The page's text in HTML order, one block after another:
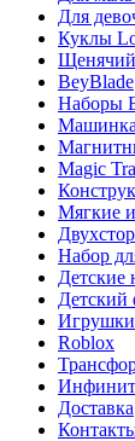
Для
Куклы
Щенячий
BeyBlade
Наборы
Magic
Мягкие
Набор
Детские
Детский
Игрушки
Roblox
Доставка